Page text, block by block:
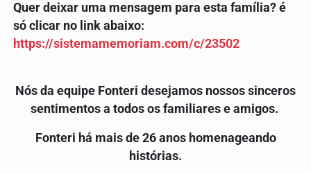
Quer deixar uma mensagem para esta família? é
só clicar no link abaixo:
https://sistemamemoriam.com/c/23502
Nós da equipe Fonteri desejamos nossos sinceros
sentimentos a todos os familiares e amigos.
Fonteri há mais de 26 anos homenageando
histórias.